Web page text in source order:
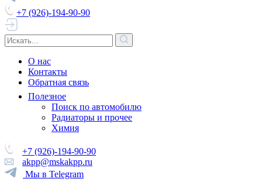
+7 (926)-194-90-90
О нас
Контакты
Обратная связь
Полезное
Поиск по автомобилю
Радиаторы и прочее
Химия
+7 (926)-194-90-90
akpp@mskakpp.ru
Мы в Telegram